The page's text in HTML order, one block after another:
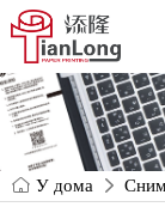
У дома